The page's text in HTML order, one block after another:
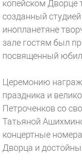
копейском Дворце
созданный
инопланетяне
зале гостям был
посвященный
Церемонию
праздника и
Петроченков со
Татьяной
концертные
Дворца и